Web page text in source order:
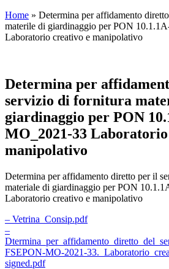
Home » Determina per affidamento
materile di giardinaggio per PON
Laboratorio creativo e manipolativo
Determina per
servizio di fornitura
giardinaggio per PON
MO_2021-33
manipolativo
Determina per affidamento diretto per il
materiale di giardinaggio per PON
Laboratorio creativo e manipolativo
– Vetrina_Consip.pdf
–
FSEPON-MO-2021-
signed.pdf